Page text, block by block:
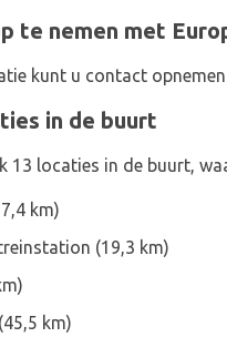
te nemen met
kunt u contact
in de buurt
13 locaties in de buurt,
km)
(19,3 km)
km)